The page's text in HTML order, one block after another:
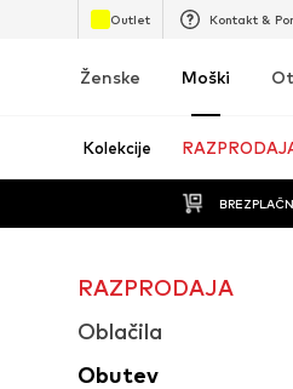
Outlet Kontakt &
Ženske Moški
Kolekcije
RAZPRODAJA
Oblačila
Obutev